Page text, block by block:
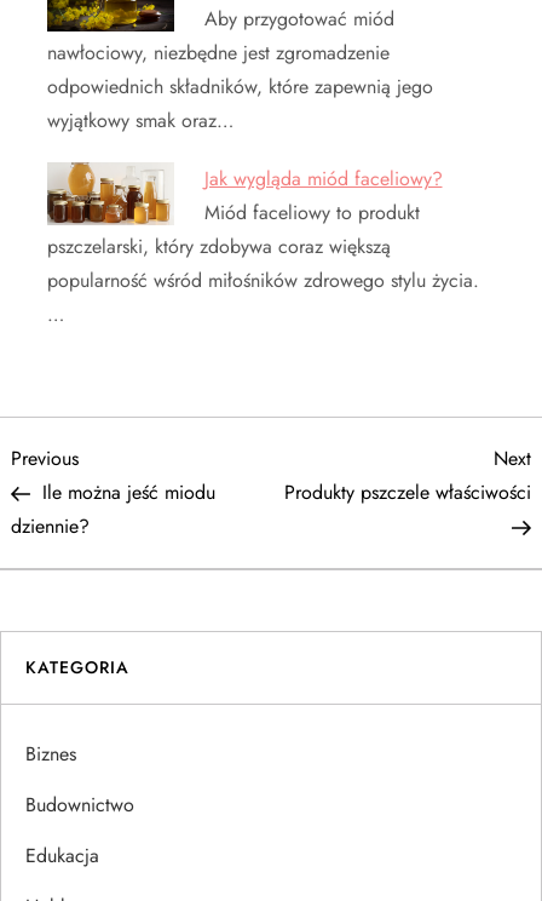
Aby przygotować miód
nawłociowy, niezbędne jest zgromadzenie
odpowiednich składników, które zapewnią jego
wyjątkowy smak oraz…
Jak wygląda miód faceliowy?
Miód faceliowy to produkt
pszczelarski, który zdobywa coraz większą
popularność wśród miłośników zdrowego stylu życia.
…
N
a
w
i
g
a
c
Previous
Post
Previous
Ile można jeść miodu
dziennie?
Next
Produkty pszczele właściwości
KATEGORIA
Biznes
Budownictwo
Edukacja